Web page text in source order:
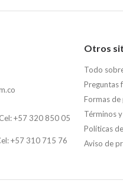
+57 320 850 05
+57 310 715 76
Otros
Todo
Preguntas
Formas de
Términos
Políticas
Aviso de